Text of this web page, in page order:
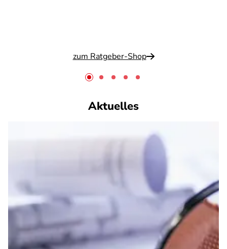
zum Ratgeber-Shop
Aktuelles